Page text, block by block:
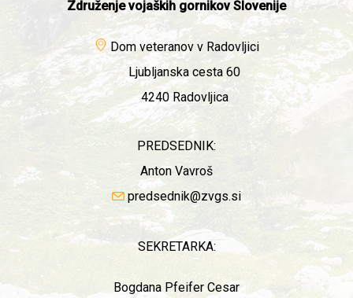
Združenje vojaških gornikov Slovenije
Dom veteranov v Radovljici
Ljubljanska cesta 60
4240 Radovljica
PREDSEDNIK:
Anton Vavroš
predsednik@zvgs.si
SEKRETARKA:
Bogdana Pfeifer Cesar